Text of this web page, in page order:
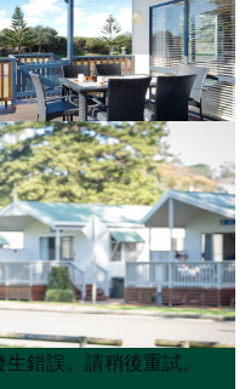
錯誤。請稍後重試。